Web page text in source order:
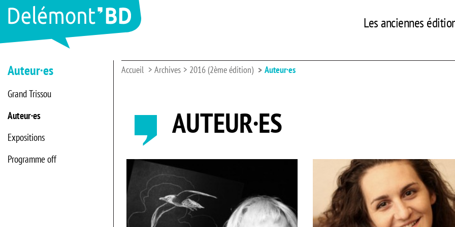
Les anciennes
Auteur·es
Grand Trissou
Auteur·es
Expositions
Programme off
Accueil Archives 2016 (2ème édition) Auteur·es
AUTEUR·ES